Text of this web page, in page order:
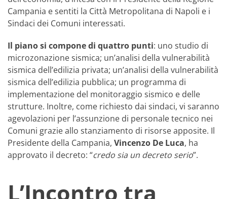
Campania e sentiti la Città Metropolitana di Napoli e i
Sindaci dei Comuni interessati.
Il piano si compone di quattro punti: uno studio di
microzonazione sismica; un’analisi della vulnerabilità
sismica dell’edilizia privata; un’analisi della vulnerabilità
sismica dell’edilizia pubblica; un programma di
implementazione del monitoraggio sismico e delle
strutture. Inoltre, come richiesto dai sindaci, vi saranno
agevolazioni per l’assunzione di personale tecnico nei
Comuni grazie allo stanziamento di risorse apposite. Il
Presidente della Campania, Vincenzo De Luca, ha
approvato il decreto: “credo sia un decreto serio”.
L’Incontro tra